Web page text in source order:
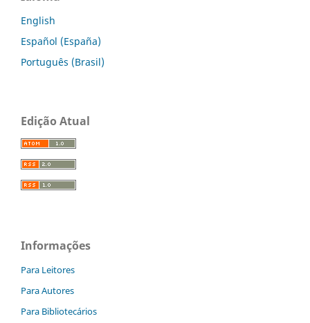
English
Español (España)
Português (Brasil)
Edição Atual
Informações
Para Leitores
Para Autores
Para Bibliotecários